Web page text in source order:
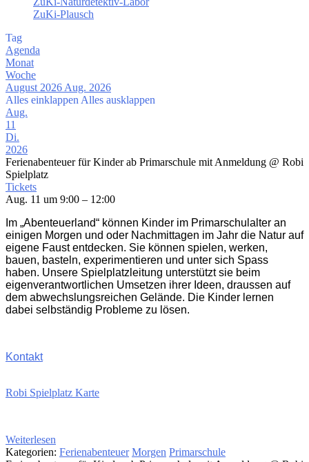
ZuKi-Plausch
Tag
Agenda
Monat
Woche
August 2026 Aug. 2026
Alles einklappen Alles ausklappen
Aug.
11
Di.
2026
Ferienabenteuer für Kinder ab Primarschule mit Anmeldung @ Robi
Spielplatz
Tickets
Aug. 11 um 9:00 – 12:00
Im „Abenteuerland“ können Kinder im Primarschulalter an
einigen Morgen und oder Nachmittagen im Jahr die Natur auf
eigene Faust entdecken. Sie können spielen, werken,
bauen, basteln, experimentieren und unter sich Spass
haben. Unsere Spielplatzleitung unterstützt sie beim
eigenverantwortlichen Umsetzen ihrer Ideen, draussen auf
dem abwechslungsreichen Gelände. Die Kinder lernen
dabei selbständig Probleme zu lösen.
Kontakt
Robi Spielplatz Karte
Weiterlesen
Kategorien: Ferienabenteuer Morgen Primarschule